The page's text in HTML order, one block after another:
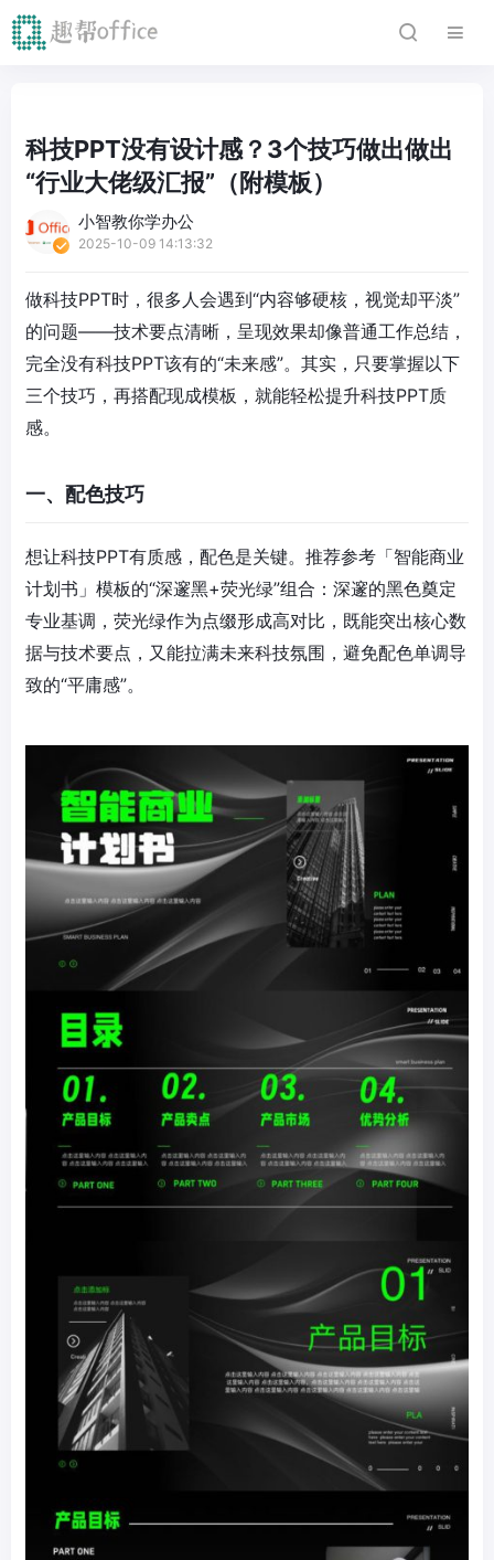
科技PPT没有设计感？3个技巧做出做出
“行业大佬级汇报”（附模板）
小智教你学办公
2025-10-09 14:13:32
做科技PPT时，很多人会遇到“内容够硬核，视觉却平淡”
的问题——技术要点清晰，呈现效果却像普通工作总结，
完全没有科技PPT该有的“未来感”。其实，只要掌握以下
三个技巧，再搭配现成模板，就能轻松提升科技PPT质
感。
一、配色技巧
想让科技PPT有质感，配色是关键。推荐参考「智能商业
计划书」模板的“深邃黑+荧光绿”组合：深邃的黑色奠定
专业基调，荧光绿作为点缀形成高对比，既能突出核心数
据与技术要点，又能拉满未来科技氛围，避免配色单调导
致的“平庸感”。